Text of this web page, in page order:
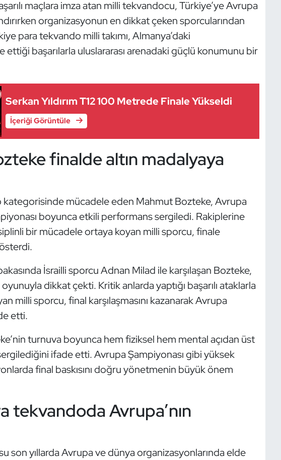
maçlara imza atan milli tekvandocu, Türkiye’ye Avrupa
organizasyonun en dikkat çeken sporcularından
para tekvando milli takımı, Almanya’daki
ettiği başarılarla uluslararası arenadaki güçlü konumunu bir
Serkan Yıldırım T12 100 Metrede Finale Yükseldi
İçeriği Görüntüle
finalde altın madalyaya
kategorisinde mücadele eden Mahmut Bozteke, Avrupa
boyunca etkili performans sergiledi. Rakiplerine
bir mücadele ortaya koyan milli sporcu, finale
İsrailli sporcu Adnan Milad ile karşılaşan Bozteke,
dikkat çekti. Kritik anlarda yaptığı başarılı ataklarla
milli sporcu, final karşılaşmasını kazanarak Avrupa
etti.
turnuva boyunca hem fiziksel hem mental açıdan üst
ifade etti. Avrupa Şampiyonası gibi yüksek
final baskısını doğru yönetmenin büyük önem
tekvandoda Avrupa’nın
son yıllarda Avrupa ve dünya organizasyonlarında elde